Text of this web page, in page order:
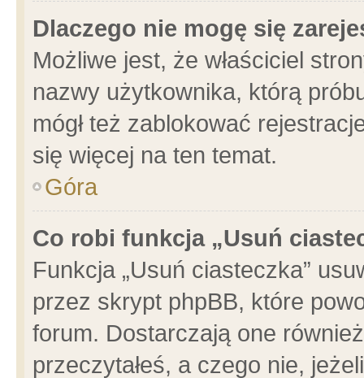
Dlaczego nie mogę się
Możliwe jest, że właściciel
nazwy użytkownika, którą
mógł też zablokować
się więcej na ten temat.
Góra
Co robi funkcja „Usuń
Funkcja „Usuń ciasteczka”
przez skrypt phpBB, które
forum. Dostarczają one
przeczytałeś, a czego nie,